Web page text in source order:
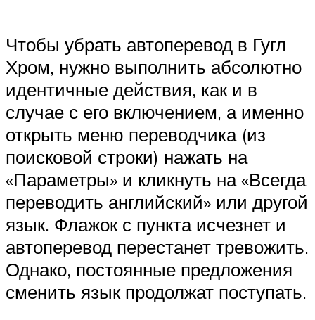
Чтобы убрать автоперевод в Гугл
Хром, нужно выполнить абсолютно
идентичные действия, как и в
случае с его включением, а именно
открыть меню переводчика (из
поисковой строки) нажать на
«Параметры» и кликнуть на «Всегда
переводить английский» или другой
язык. Флажок с пункта исчезнет и
автоперевод перестанет тревожить.
Однако, постоянные предложения
сменить язык продолжат поступать.